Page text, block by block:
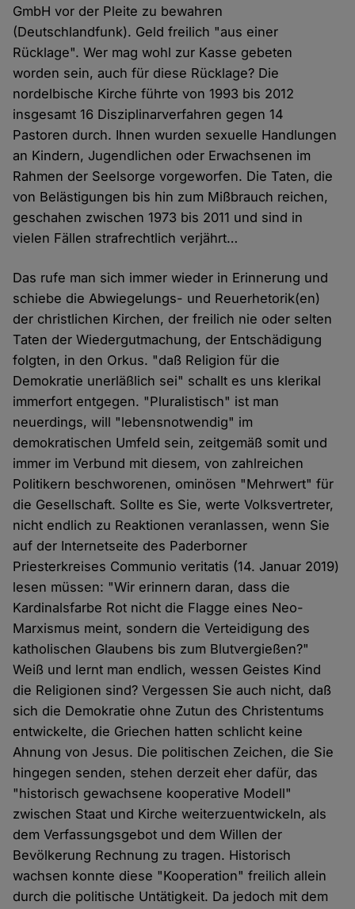
GmbH vor der Pleite zu bewahren
(Deutschlandfunk). Geld freilich "aus einer
Rücklage". Wer mag wohl zur Kasse gebeten
worden sein, auch für diese Rücklage? Die
nordelbische Kirche führte von 1993 bis 2012
insgesamt 16 Disziplinarverfahren gegen 14
Pastoren durch. Ihnen wurden sexuelle Handlungen
an Kindern, Jugendlichen oder Erwachsenen im
Rahmen der Seelsorge vorgeworfen. Die Taten, die
von Belästigungen bis hin zum Mißbrauch reichen,
geschahen zwischen 1973 bis 2011 und sind in
vielen Fällen strafrechtlich verjährt…
Das rufe man sich immer wieder in Erinnerung und
schiebe die Abwiegelungs- und Reuerhetorik(en)
der christlichen Kirchen, der freilich nie oder selten
Taten der Wiedergutmachung, der Entschädigung
folgten, in den Orkus. "daß Religion für die
Demokratie unerläßlich sei" schallt es uns klerikal
immerfort entgegen. "Pluralistisch" ist man
neuerdings, will "lebensnotwendig" im
demokratischen Umfeld sein, zeitgemäß somit und
immer im Verbund mit diesem, von zahlreichen
Politikern beschworenen, ominösen "Mehrwert" für
die Gesellschaft. Sollte es Sie, werte Volksvertreter,
nicht endlich zu Reaktionen veranlassen, wenn Sie
auf der Internetseite des Paderborner
Priesterkreises Communio veritatis (14. Januar 2019)
lesen müssen: "Wir erinnern daran, dass die
Kardinalsfarbe Rot nicht die Flagge eines Neo-
Marxismus meint, sondern die Verteidigung des
katholischen Glaubens bis zum Blutvergießen?"
Weiß und lernt man endlich, wessen Geistes Kind
die Religionen sind? Vergessen Sie auch nicht, daß
sich die Demokratie ohne Zutun des Christentums
entwickelte, die Griechen hatten schlicht keine
Ahnung von Jesus. Die politischen Zeichen, die Sie
hingegen senden, stehen derzeit eher dafür, das
"historisch gewachsene kooperative Modell"
zwischen Staat und Kirche weiterzuentwickeln, als
dem Verfassungsgebot und dem Willen der
Bevölkerung Rechnung zu tragen. Historisch
wachsen konnte diese "Kooperation" freilich allein
durch die politische Untätigkeit. Da jedoch mit dem